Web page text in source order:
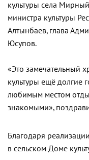
культуры села
министра культуры
Алтынбаев, глава
Юсупов.
«Это замечательный
культуры ещё долгие
любимым местом
знакомыми»,
Благодаря
в сельском Доме